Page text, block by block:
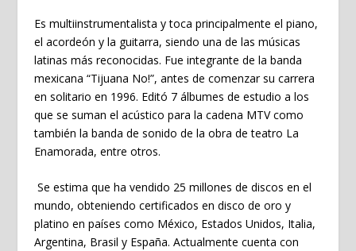
Es multiinstrumentalista y toca principalmente el piano,
el acordeón y la guitarra, siendo una de las músicas
latinas más reconocidas. Fue integrante de la banda
mexicana “Tijuana No!”, antes de comenzar su carrera
en solitario en 1996. Editó 7 álbumes de estudio a los
que se suman el acústico para la cadena MTV como
también la banda de sonido de la obra de teatro La
Enamorada, entre otros.
Se estima que ha vendido 25 millones de discos en el
mundo, obteniendo certificados en disco de oro y
platino en países como México, Estados Unidos, Italia,
Argentina, Brasil y España. Actualmente cuenta con